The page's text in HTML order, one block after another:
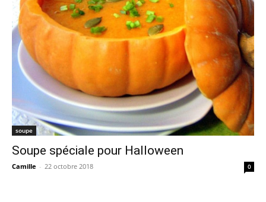
soupe
Soupe spéciale pour Halloween
Camille - 22 octobre 2018 0